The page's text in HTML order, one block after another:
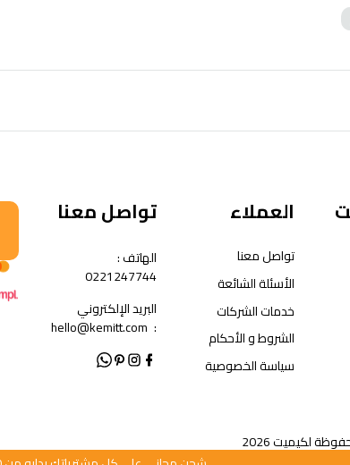
العملاء
تواصل معنا
الأسئلة الشائعة
خدمات الشركات
الشروط و الأحكام
سياسة الخصوصية
تواصل معنا
الهاتف :
0221247744
البريد الإلكتروني
:
hello@kemitt.com
لكيميت 2026